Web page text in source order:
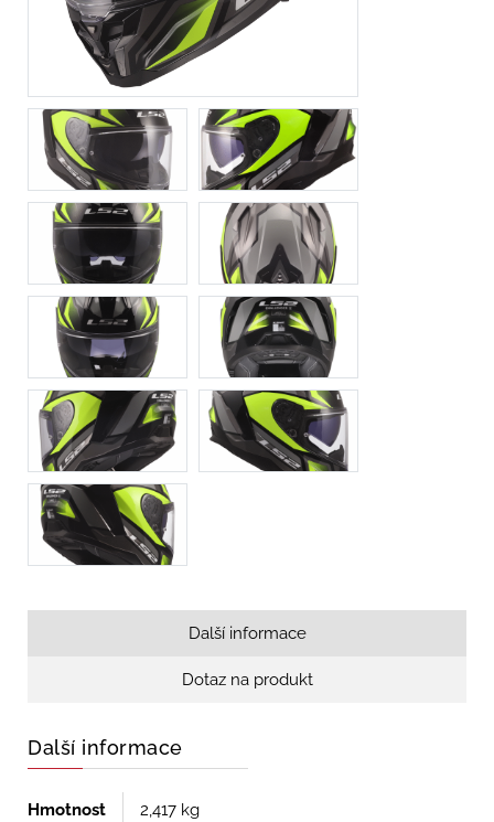
Další informace
Dotaz na produkt
Další informace
Hmotnost 2,417 kg